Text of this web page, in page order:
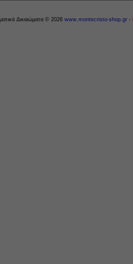
Δικαιώματα © 2026 www.montecristo-shop.gr -